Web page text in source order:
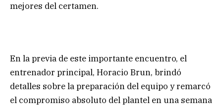
mejores del certamen.
En la previa de este importante encuentro, el
entrenador principal, Horacio Brun, brindó
detalles sobre la preparación del equipo y remarcó
el compromiso absoluto del plantel en una semana